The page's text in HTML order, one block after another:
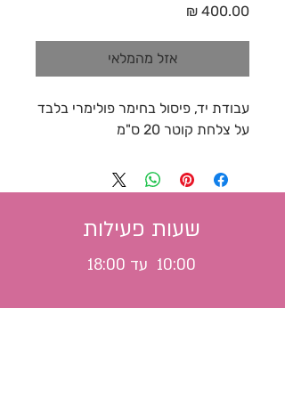
אזל מהמלאי
עבודת יד, פיסול בחימר פולימרי בלבד
על צלחת קוטר 20 ס"מ
שעות פעילות
10:00 עד 18:00